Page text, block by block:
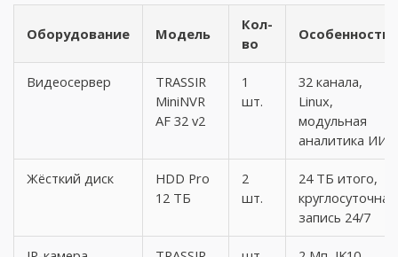
Оборудование Модель
Кол-
во
Особенности
Видеосервер
TRASSIR
MiniNVR
AF 32 v2
1
шт.
32 канала,
Linux,
модульная
аналитика ИИ
Жёсткий диск
HDD Pro
12 ТБ
2
шт.
24 ТБ итого,
круглосуточная
запись 24/7